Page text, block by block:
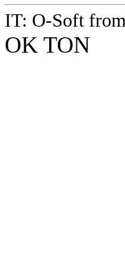
IT: O-Soft
OK TON